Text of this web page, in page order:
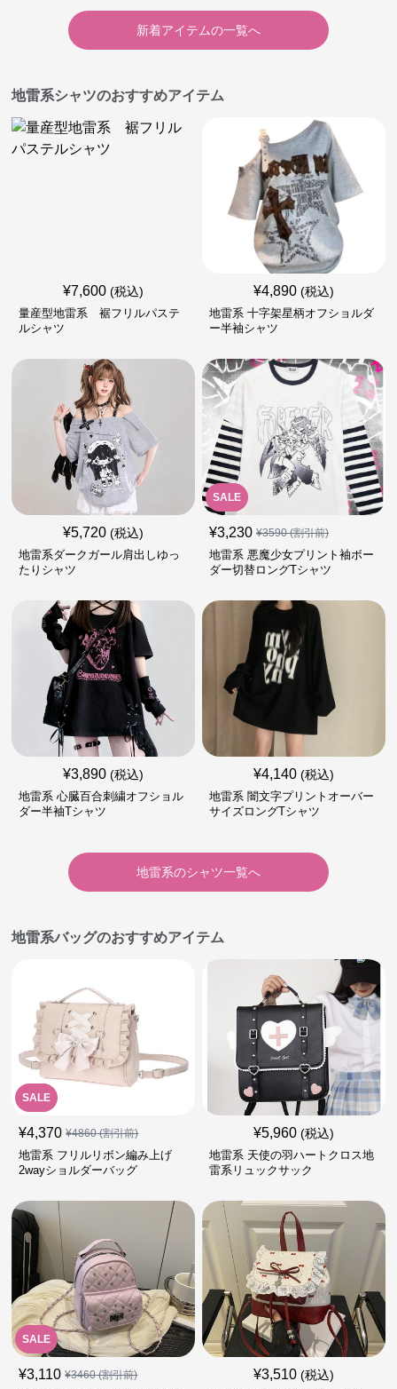
新着アイテムの一覧へ
地雷系シャツのおすすめアイテム
¥7,600 (税込)
量産型地雷系 裾フリルパステ
ルシャツ
¥4,890 (税込)
地雷系 十字架星柄オフショルダ
ー半袖シャツ
¥5,720 (税込)
地雷系ダークガール肩出しゆっ
たりシャツ
SALE
¥3,230 ¥3590(割引前)
地雷系 悪魔少女プリント袖ボー
ダー切替ロングTシャツ
¥3,890 (税込)
地雷系 心臓百合刺繍オフショル
ダー半袖Tシャツ
¥4,140 (税込)
地雷系 闇文字プリントオーバー
サイズロングTシャツ
地雷系のシャツ一覧へ
地雷系バッグのおすすめアイテム
SALE
¥4,370 ¥4860(割引前)
地雷系 フリルリボン編み上げ
2wayショルダーバッグ
¥5,960 (税込)
地雷系 天使の羽ハートクロス地
雷系リュックサック
SALE
¥3,110 ¥3460(割引前) ¥3,510 (税込)